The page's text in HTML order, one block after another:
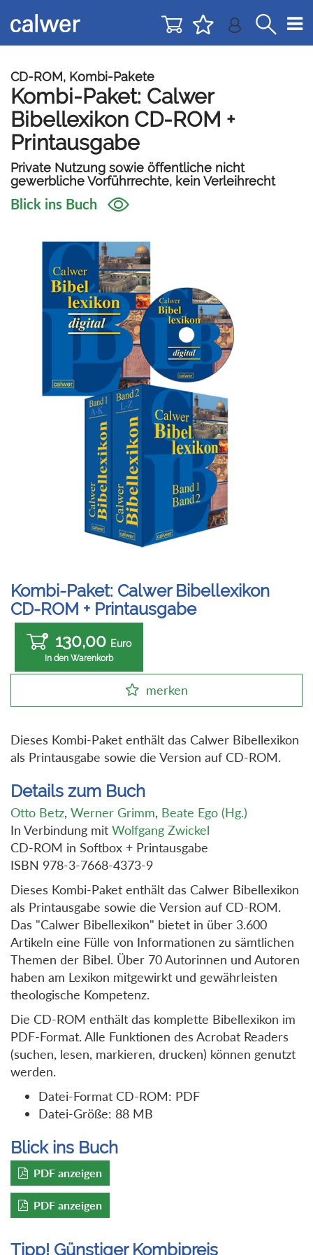
zur
Navigation
zum
Inhalt
CD-ROM, Kombi-Pakete
Kombi-Paket: Calwer
Bibellexikon CD-ROM +
Printausgabe
Private Nutzung sowie öffentliche nicht
gewerbliche Vorführrechte, kein Verleihrecht
Blick ins Buch
Kombi-Paket: Calwer Bibellexikon
CD-ROM + Printausgabe
130,00 Euro
In den Warenkorb
merken
Dieses Kombi-Paket enthält das Calwer Bibellexikon
als Printausgabe sowie die Version auf CD-ROM.
Details zum Buch
Otto Betz, Werner Grimm, Beate Ego (Hg.)
In Verbindung mit Wolfgang Zwickel
CD-ROM in Softbox + Printausgabe
ISBN 978-3-7668-4373-9
Dieses Kombi-Paket enthält das Calwer Bibellexikon
als Printausgabe sowie die Version auf CD-ROM.
Das "Calwer Bibellexikon" bietet in über 3.600
Artikeln eine Fülle von Informationen zu sämtlichen
Themen der Bibel. Über 70 Autorinnen und Autoren
haben am Lexikon mitgewirkt und gewährleisten
theologische Kompetenz.
Die CD-ROM enthält das komplette Bibellexikon im
PDF-Format. Alle Funktionen des Acrobat Readers
(suchen, lesen, markieren, drucken) können genutzt
werden.
Datei-Format CD-ROM: PDF
Datei-Größe: 88 MB
Blick ins Buch
PDF anzeigen
PDF anzeigen
Tipp! Günstiger Kombipreis